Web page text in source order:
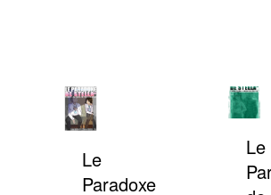
Le
Paradoxe
Le